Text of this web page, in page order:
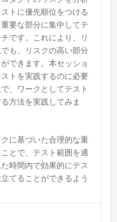
トに優先順位をつける
要な部分に集中してテ
です。これにより、リ
も、リスクの高い部分
できます。本セッショ
トを実践するのに必要
、ワークとしてテスト
方法を実践してみま
に基づいた合理的な重
とで、テスト範囲を適
時間内で効果的にテス
てることができるよう